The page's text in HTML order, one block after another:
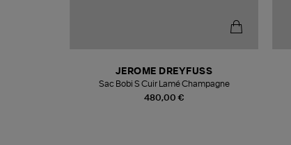
480,00 €
JEROME DREYFUSS
Sac Bobi S Cuir Lamé Champagne